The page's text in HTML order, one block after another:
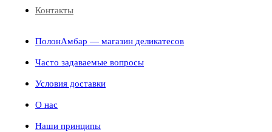
Контакты
ПолонАмбар — магазин деликатесов
Часто задаваемые вопросы
Условия доставки
О нас
Наши принципы